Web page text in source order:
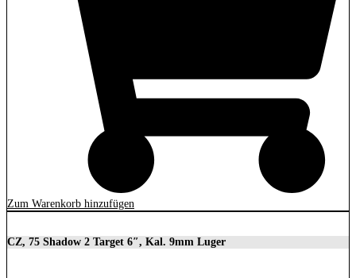
Zum Warenkorb hinzufügen
CZ, 75 Shadow 2 Target 6″, Kal. 9mm Luger